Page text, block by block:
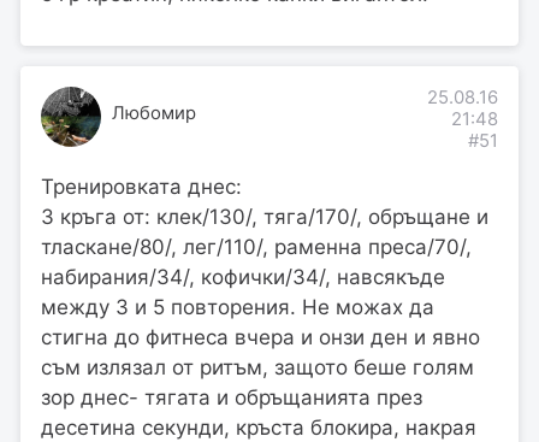
Любомир
25.08.16
21:48
#51
Тренировката днес:
3 кръга от: клек/130/, тяга/170/, обръщане и
тласкане/80/, лег/110/, раменна преса/70/,
набирания/34/, кофички/34/, навсякъде
между 3 и 5 повторения. Не можах да
стигна до фитнеса вчера и онзи ден и явно
съм излязал от ритъм, защото беше голям
зор днес- тягата и обръщанията през
десетина секунди, кръста блокира, накрая